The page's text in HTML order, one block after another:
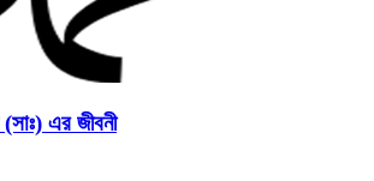
এর জীবনী